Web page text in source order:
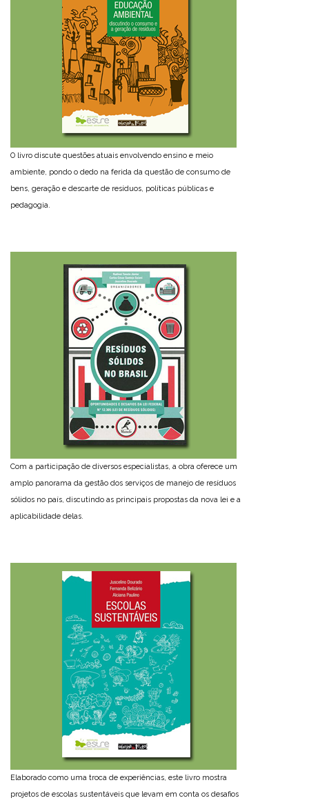
O livro discute questões atuais envolvendo ensino e meio
ambiente, pondo o dedo na ferida da questão de consumo de
bens, geração e descarte de resíduos, políticas públicas e
pedagogia.
Com a participação de diversos especialistas, a obra oferece um
amplo panorama da gestão dos serviços de manejo de resíduos
sólidos no país, discutindo as principais propostas da nova lei e a
aplicabilidade delas.
Elaborado como uma troca de experiências, este livro mostra
projetos de escolas sustentáveis que levam em conta os desafios